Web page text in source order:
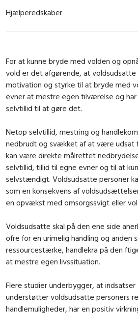
Hjælperedskaber
For at kunne bryde med volden og
vold er det afgørende, at voldsudsatte
motivation og styrke til at bryde med
evner at mestre egen tilværelse og
selvtillid til at gøre det.
Netop selvtillid, mestring og
nedbrudt og svækket af at være udsat
kan være direkte målrettet
selvtillid, tillid til egne evner og til at
selvstændigt. Voldsudsatte personer
som en konsekvens af
en opvækst med omsorgssvigt eller
Voldsudsatte skal på den ene side
ofre for en urimelig handling og anden
ressourcestærke, handlekra på den
at mestre egen livssituation.
Flere studier underbygger, at
understøtter voldsudsatte personers
handlemuligheder, har en positiv